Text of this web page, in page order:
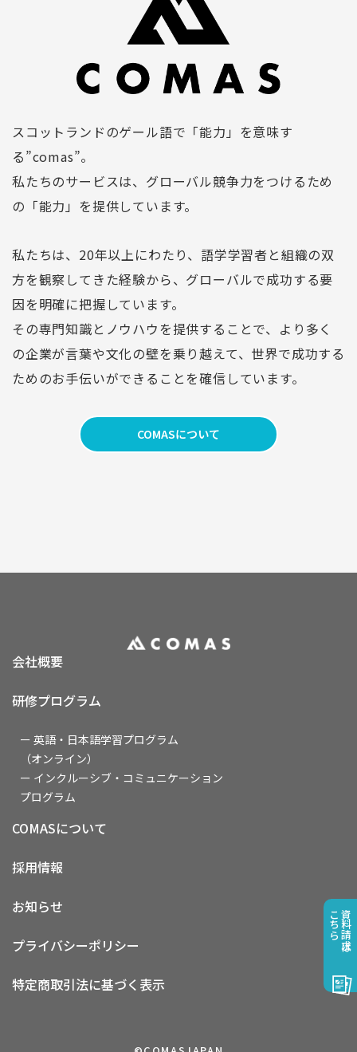
スコットランドのゲール語で「能力」を意味す
る”comas”。
私たちのサービスは、グローバル競争力をつけるため
の「能力」を提供しています。
私たちは、20年以上にわたり、語学学習者と組織の双
方を観察してきた経験から、グローバルで成功する要
因を明確に把握しています。
その専門知識とノウハウを提供することで、より多く
の企業が言葉や文化の壁を乗り越えて、世界で成功する
ためのお手伝いができることを確信しています。
COMASについて
会社概要
採用情報
研修プログラム
ー 英語・日本語学習プログラム
（オンライン）
ー インクルーシブ・コミュニケーション
プログラム
お知らせ
プライバシーポリシー
COMASについて
特定商取引法に基づく表示
資料請求は
こちら